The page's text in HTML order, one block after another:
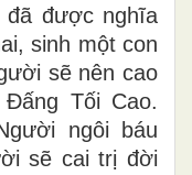
đã được nghĩa
sinh một con
sẽ nên cao
Tối Cao.
ngôi báu
sẽ cai trị đời